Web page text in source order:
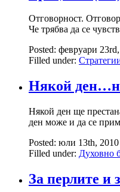
Отговорност.
Че трябва да се
Posted: февруари 23rd,
Filled under:
Някой
Някой ден ще
ден може и да се
Posted: юли 13th, 2010
Filled under: Духовно
За перлите и